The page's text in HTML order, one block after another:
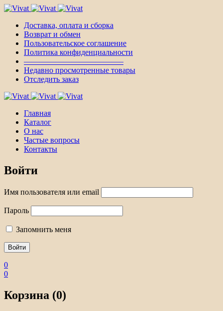
Доставка, оплата и сборка
Возврат и обмен
Пользовательское соглашение
Политика конфиденциальности
————————————–
Недавно просмотренные товары
Отследить заказ
Главная
Каталог
О нас
Частые вопросы
Контакты
Войти
Имя пользователя или email
Пароль
Запомнить меня
0
0
Корзина (0)